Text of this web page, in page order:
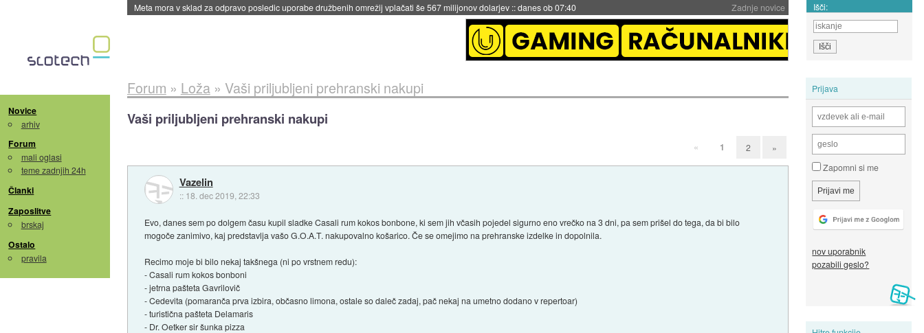
Zadnje novice
ByteDance trenira največji model umetne inteligence doslej::včeraj ob 21:37 Išči:
Novice
arhiv
Forum
mali oglasi
teme zadnjih 24h
Članki
Zaposlitve
brskaj
Ostalo
pravila
Prijava
Zapomni si me
nov uporabnik
pozabili geslo?
Forum » Loža» Vaši priljubljeni prehranski nakupi
Vaši priljubljeni prehranski nakupi
« 1 2 »
Vazelin
:: 18. dec 2019, 22:33
Evo, danes sem po dolgem času kupil sladke Casali rum kokos bonbone, ki sem jih včasih pojedel sigurno eno vrečko na 3 dni, pa sem prišel do tega, da bi bilo
mogoče zanimivo, kaj predstavlja vašo G.O.A.T. nakupovalno košarico. Če se omejimo na prehranske izdelke in dopolnila.
Recimo moje bi bilo nekaj takšnega (ni po vrstnem redu):
- Casali rum kokos bonboni
- jetrna pašteta Gavrilovič
- Cedevita (pomaranča prva izbira, občasno limona, ostale so daleč zadaj, pač nekaj na umetno dodano v repertoar)
- turistična pašteta Delamaris
- Dr. Oetker sir šunka pizza